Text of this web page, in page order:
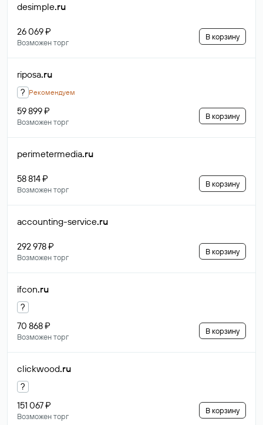
desimple.ru
26 069 ₽
Возможен торг
В корзину
riposa.ru
? Рекомендуем
59 899 ₽
Возможен торг
В корзину
perimetermedia.ru
58 814 ₽
Возможен торг
В корзину
accounting-service.ru
292 978 ₽
Возможен торг
В корзину
ifcon.ru
?
70 868 ₽
Возможен торг
В корзину
clickwood.ru
?
151 067 ₽
Возможен торг
В корзину